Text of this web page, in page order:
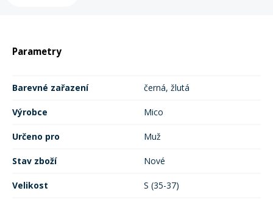
Parametry
Barevné zařazení černá, žlutá
Výrobce Mico
Určeno pro Muž
Stav zboží Nové
Velikost S (35-37)